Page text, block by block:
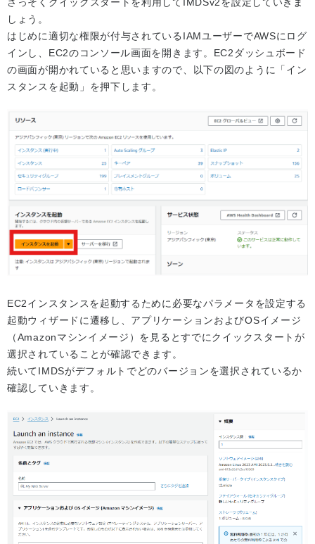
しょう。
はじめに適切な権限が付与されているIAMユーザーでAWSにログ
インし、EC2のコンソール画面を開きます。EC2ダッシュボード
の画面が開かれていると思いますので、以下の図のように「イン
スタンスを起動」を押下します。
EC2インスタンスを起動するために必要なパラメータを設定する
起動ウィザードに遷移し、アプリケーションおよびOSイメージ
（Amazonマシンイメージ）を見るとすでにクイックスタートが
選択されていることが確認できます。
続いてIMDSがデフォルトでどのバージョンを選択されているか
確認していきます。